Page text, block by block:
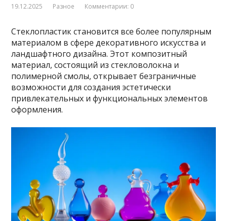
19.12.2025 Разное Комментарии: 0
Стеклопластик становится все более популярным
материалом в сфере декоративного искусства и
ландшафтного дизайна. Этот композитный
материал, состоящий из стекловолокна и
полимерной смолы, открывает безграничные
возможности для создания эстетически
привлекательных и функциональных элементов
оформления.